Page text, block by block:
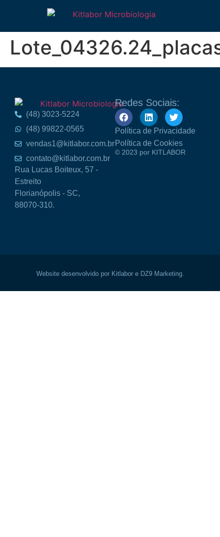
(48) 3023-5224
(48) 99822-0565
vendas1@kitlabor.com.br
contato@kitlabor.com.br
Rua Lucas Boiteux, 57 -
Estreito
Florianópolis - SC,
88070-310.
Redes Sociais:
Política de Privacidade
Política de Cookies
© 2023 por KITLABOR
Website desenvolvido por Kitlabor e DZ9 Marketing.